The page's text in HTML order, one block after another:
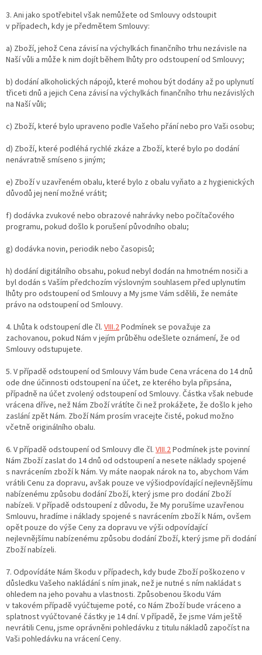
3. Ani jako spotřebitel však nemůžete od Smlouvy odstoupit
v případech, kdy je předmětem Smlouvy:
a) Zboží, jehož Cena závisí na výchylkách finančního trhu nezávisle na
Naší vůli a může k nim dojít během lhůty pro odstoupení od Smlouvy;
b) dodání alkoholických nápojů, které mohou být dodány až po uplynutí
třiceti dnů a jejich Cena závisí na výchylkách finančního trhu nezávislých
na Naší vůli;
c) Zboží, které bylo upraveno podle Vašeho přání nebo pro Vaši osobu;
d) Zboží, které podléhá rychlé zkáze a Zboží, které bylo po dodání
nenávratně smíseno s jiným;
e) Zboží v uzavřeném obalu, které bylo z obalu vyňato a z hygienických
důvodů jej není možné vrátit;
f) dodávka zvukové nebo obrazové nahrávky nebo počítačového
programu, pokud došlo k porušení původního obalu;
g) dodávka novin, periodik nebo časopisů;
h) dodání digitálního obsahu, pokud nebyl dodán na hmotném nosiči a
byl dodán s Vaším předchozím výslovným souhlasem před uplynutím
lhůty pro odstoupení od Smlouvy a My jsme Vám sdělili, že nemáte
právo na odstoupení od Smlouvy.
4. Lhůta k odstoupení dle čl. VIII.2Podmínek se považuje za
zachovanou, pokud Nám v jejím průběhu odešlete oznámení, že od
Smlouvy odstupujete.
5. V případě odstoupení od Smlouvy Vám bude Cena vrácena do 14 dnů
ode dne účinnosti odstoupení na účet, ze kterého byla připsána,
případně na účet zvolený odstoupení od Smlouvy. Částka však nebude
vrácena dříve, než Nám Zboží vrátíte či než prokážete, že došlo k jeho
zaslání zpět Nám. Zboží Nám prosím vracejte čisté, pokud možno
včetně originálního obalu.
6. V případě odstoupení od Smlouvy dle čl. VIII.2Podmínek jste povinní
Nám Zboží zaslat do 14 dnů od odstoupení a nesete náklady spojené
s navrácením zboží k Nám. Vy máte naopak nárok na to, abychom Vám
vrátili Cenu za dopravu, avšak pouze ve výšiodpovídající nejlevnějšímu
nabízenému způsobu dodání Zboží, který jsme pro dodání Zboží
nabízeli. V případě odstoupení z důvodu, že My porušíme uzavřenou
Smlouvu, hradíme i náklady spojené s navrácením zboží k Nám, ovšem
opět pouze do výše Ceny za dopravu ve výši odpovídající
nejlevnějšímu nabízenému způsobu dodání Zboží, který jsme při dodání
Zboží nabízeli.
7. Odpovídáte Nám škodu v případech, kdy bude Zboží poškozeno v
důsledku Vašeho nakládání s ním jinak, než je nutné s ním nakládat s
ohledem na jeho povahu a vlastnosti. Způsobenou škodu Vám
v takovém případě vyúčtujeme poté, co Nám Zboží bude vráceno a
splatnost vyúčtované částky je 14 dní. V případě, že jsme Vám ještě
nevrátili Cenu, jsme oprávněni pohledávku z titulu nákladů započíst na
Vaši pohledávku na vrácení Ceny.